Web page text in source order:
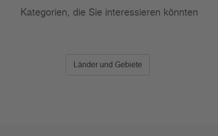
Kategorien, die Sie interessieren könnten
Länder und Gebiete